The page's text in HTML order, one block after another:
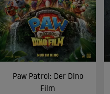
Paw Patrol: Der Dino
Film